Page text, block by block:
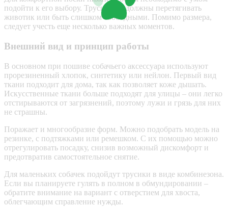
подойти к его выбору. Трусики не должны перетягивать
животик или быть слишком свободными. Помимо размера,
следует учесть еще несколько важных моментов.
Внешний вид и принцип работы
В основном при пошиве собачьего аксессуара используют
прорезиненный хлопок, синтетику или нейлон. Первый вид
ткани подходит для дома, так как позволяет коже дышать.
Искусственные ткани больше подходят для улицы – они легко
отстирываются от загрязнений, поэтому лужи и грязь для них
не страшны.
Поражает и многообразие форм. Можно подобрать модель на
резинке, с подтяжками или ремешком. С их помощью можно
отрегулировать посадку, снизив возможный дискомфорт и
предотвратив самостоятельное снятие.
Для маленьких собачек подойдут трусики в виде комбинезона.
Если вы планируете гулять в полном в обмундировании –
обратите внимание на вариант с отверстием для хвоста,
облегчающим справление нужды.